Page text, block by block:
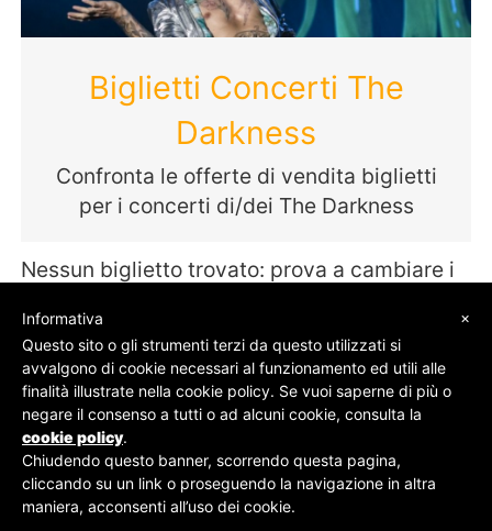
Biglietti Concerti The
Darkness
Confronta le offerte di vendita biglietti
per i concerti di/dei The Darkness
Nessun biglietto trovato: prova a cambiare i
© SOS Biglietti - P.Iva 09162100961 -Chi Siamo
Contatti-Privacy Policy
×
Informativa
Questo sito o gli strumenti terzi da questo utilizzati si
avvalgono di cookie necessari al funzionamento ed utili alle
finalità illustrate nella cookie policy. Se vuoi saperne di più o
negare il consenso a tutti o ad alcuni cookie, consulta la
cookie policy.
Chiudendo questo banner, scorrendo questa pagina,
cliccando su un link o proseguendo la navigazione in altra
maniera, acconsenti all’uso dei cookie.